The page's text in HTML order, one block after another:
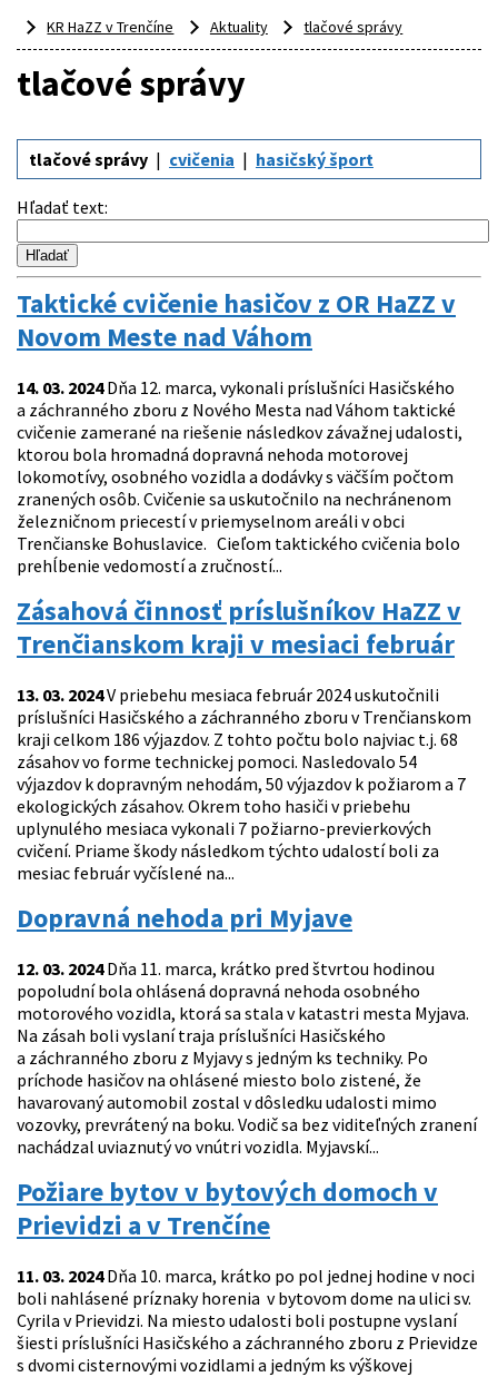
KR HaZZ v Trenčíne
Aktuality tlačové správy
tlačové správy
tlačové správy cvičenia hasičský šport
Hľadať text:
Taktické cvičenie hasičov z OR HaZZ v
Novom Meste nad Váhom
14. 03. 2024Dňa 12. marca, vykonali príslušníci Hasičského
a záchranného zboru z Nového Mesta nad Váhom taktické
cvičenie zamerané na riešenie následkov závažnej udalosti,
ktorou bola hromadná dopravná nehoda motorovej
lokomotívy, osobného vozidla a dodávky s väčším počtom
zranených osôb. Cvičenie sa uskutočnilo na nechránenom
železničnom priecestí v priemyselnom areáli v obci
Trenčianske Bohuslavice. Cieľom taktického cvičenia bolo
prehĺbenie vedomostí a zručností...
Zásahová činnosť príslušníkov HaZZ v
Trenčianskom kraji v mesiaci február
13. 03. 2024V priebehu mesiaca február 2024 uskutočnili
príslušníci Hasičského a záchranného zboru v Trenčianskom
kraji celkom 186 výjazdov. Z tohto počtu bolo najviac t.j. 68
zásahov vo forme technickej pomoci. Nasledovalo 54
výjazdov k dopravným nehodám, 50 výjazdov k požiarom a 7
ekologických zásahov. Okrem toho hasiči v priebehu
uplynulého mesiaca vykonali 7 požiarno-previerkových
cvičení. Priame škody následkom týchto udalostí boli za
mesiac február vyčíslené na...
Dopravná nehoda pri Myjave
12. 03. 2024Dňa 11. marca, krátko pred štvrtou hodinou
popoludní bola ohlásená dopravná nehoda osobného
motorového vozidla, ktorá sa stala v katastri mesta Myjava.
Na zásah boli vyslaní traja príslušníci Hasičského
a záchranného zboru z Myjavy s jedným ks techniky. Po
príchode hasičov na ohlásené miesto bolo zistené, že
havarovaný automobil zostal v dôsledku udalosti mimo
vozovky, prevrátený na boku. Vodič sa bez viditeľných zranení
nachádzal uviaznutý vo vnútri vozidla. Myjavskí...
Požiare bytov v bytových domoch v
Prievidzi a v Trenčíne
11. 03. 2024Dňa 10. marca, krátko po pol jednej hodine v noci
boli nahlásené príznaky horenia v bytovom dome na ulici sv.
Cyrila v Prievidzi. Na miesto udalosti boli postupne vyslaní
šiesti príslušníci Hasičského a záchranného zboru z Prievidze
s dvomi cisternovými vozidlami a jedným ks výškovej